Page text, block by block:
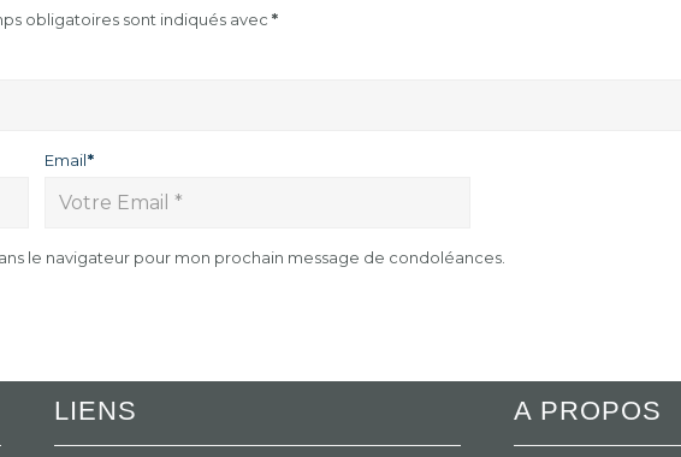
obligatoires sont indiqués avec *
Email*
le navigateur pour mon prochain message de condoléances.
LIENS A PROPOS